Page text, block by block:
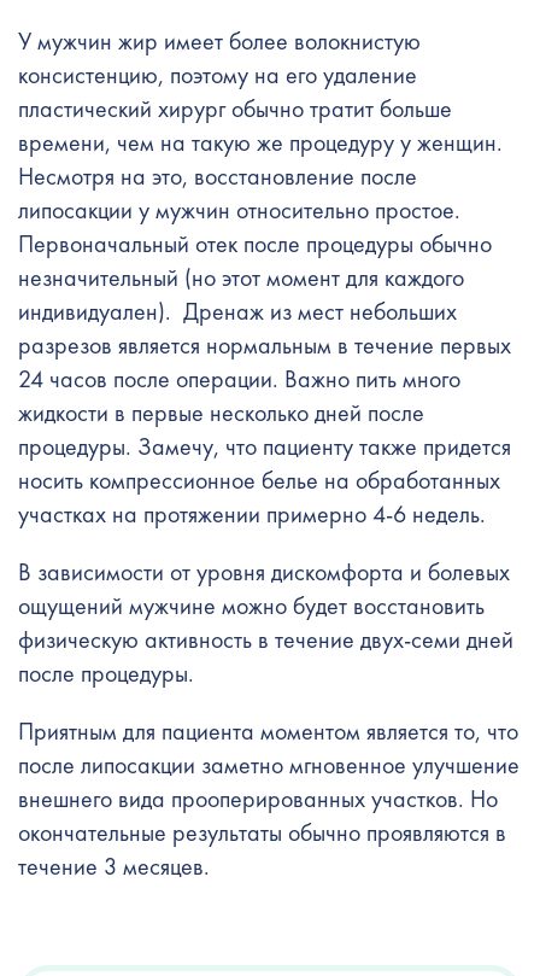
У мужчин жир имеет более волокнистую
консистенцию, поэтому на его удаление
пластический хирург обычно тратит больше
времени, чем на такую ​​же процедуру у женщин.
Несмотря на это, восстановление после
липосакции у мужчин относительно простое.
Первоначальный отек после процедуры обычно
незначительный (но этот момент для каждого
индивидуален). Дренаж из мест небольших
разрезов является нормальным в течение первых
24 часов после операции. Важно пить много
жидкости в первые несколько дней после
процедуры. Замечу, что пациенту также придется
носить компрессионное белье на обработанных
участках на протяжении примерно 4-6 недель.
В зависимости от уровня дискомфорта и болевых
ощущений мужчине можно будет восстановить
физическую активность в течение двух-семи дней
после процедуры.
Приятным для пациента моментом является то, что
после липосакции заметно мгновенное улучшение
внешнего вида прооперированных участков. Но
окончательные результаты обычно проявляются в
течение 3 месяцев.